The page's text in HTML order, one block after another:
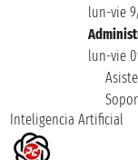
lun-vie
lun-vie
Inteligencia Artificial